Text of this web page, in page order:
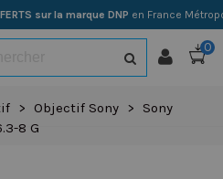
sur la marque DNP en France
0
> Objectif Sony >
Sony
8 G